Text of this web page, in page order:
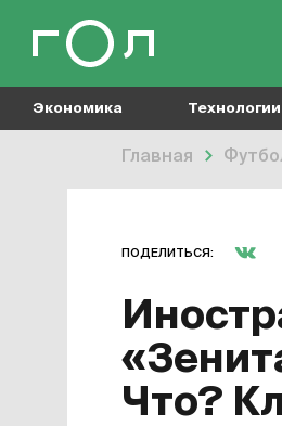
Экономика Технологии
Главная
ПОДЕЛИТЬСЯ:
Что?